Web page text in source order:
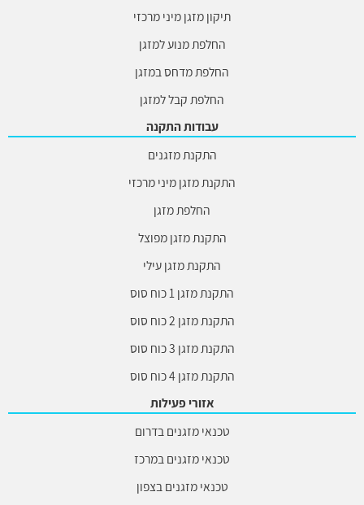
תיקון מזגן מיני מרכזי
החלפת מנוע למזגן
החלפת מדחס במזגן
החלפת קבל למזגן
עבודות התקנה
התקנת מזגנים
התקנת מזגן מיני מרכזי
החלפת מזגן
התקנת מזגן מפוצל
התקנת מזגן עילי
התקנת מזגן 1 כוח סוס
התקנת מזגן 2 כוח סוס
התקנת מזגן 3 כוח סוס
התקנת מזגן 4 כוח סוס
אזורי פעילות
טכנאי מזגנים בדרום
טכנאי מזגנים במרכז
טכנאי מזגנים בצפון